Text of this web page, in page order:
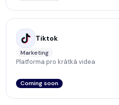
Tiktok
Marketing
Platforma pro krátká videa
Coming soon